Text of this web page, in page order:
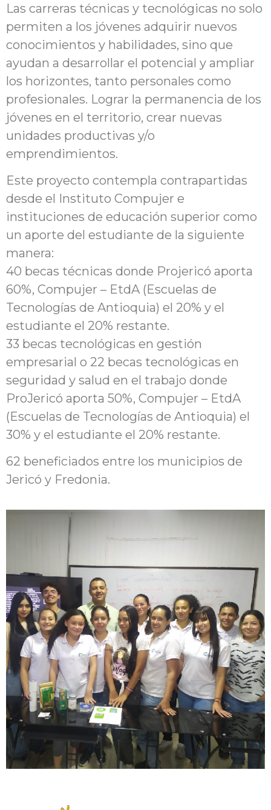
Las carreras técnicas y tecnológicas no solo
permiten a los jóvenes adquirir nuevos
conocimientos y habilidades, sino que
ayudan a desarrollar el potencial y ampliar
los horizontes, tanto personales como
profesionales. Lograr la permanencia de los
jóvenes en el territorio, crear nuevas
unidades productivas y/o
emprendimientos.
Este proyecto contempla contrapartidas
desde el Instituto Compujer e
instituciones de educación superior como
un aporte del estudiante de la siguiente
manera:
40 becas técnicas donde Projericó aporta
60%, Compujer – EtdA (Escuelas de
Tecnologías de Antioquia) el 20% y el
estudiante el 20% restante.
33 becas tecnológicas en gestión
empresarial o 22 becas tecnológicas en
seguridad y salud en el trabajo donde
ProJericó aporta 50%, Compujer – EtdA
(Escuelas de Tecnologías de Antioquia) el
30% y el estudiante el 20% restante.
62 beneficiados entre los municipios de
Jericó y Fredonia.